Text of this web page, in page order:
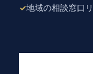
地域の相談窓口